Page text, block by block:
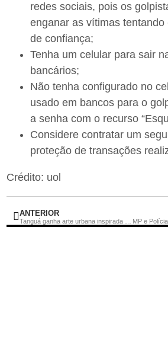
redes sociais, pois os
enganar as vítimas
de confiança;
Tenha um celular para sair
bancários;
Não tenha configurado no
usado em bancos para o
a senha com o recurso
Considere contratar um
proteção de transações
Crédito: uol
ANTERIOR